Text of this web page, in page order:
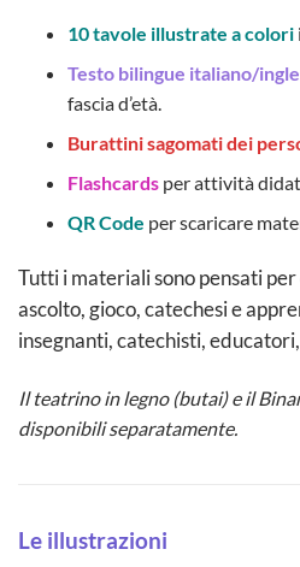
10 tavole illustrate a colori
Testo bilingue italiano/
fascia d’età.
Burattini sagomati dei
Flashcardsper attività
QR Code per scaricare
Tutti i materiali sono pensati
ascolto, gioco, catechesi e
insegnanti, catechisti,
Il teatrino in legno (butai) e il
disponibili separatamente.
Le illustrazioni